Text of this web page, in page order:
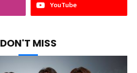
YouTube
DON'T MISS